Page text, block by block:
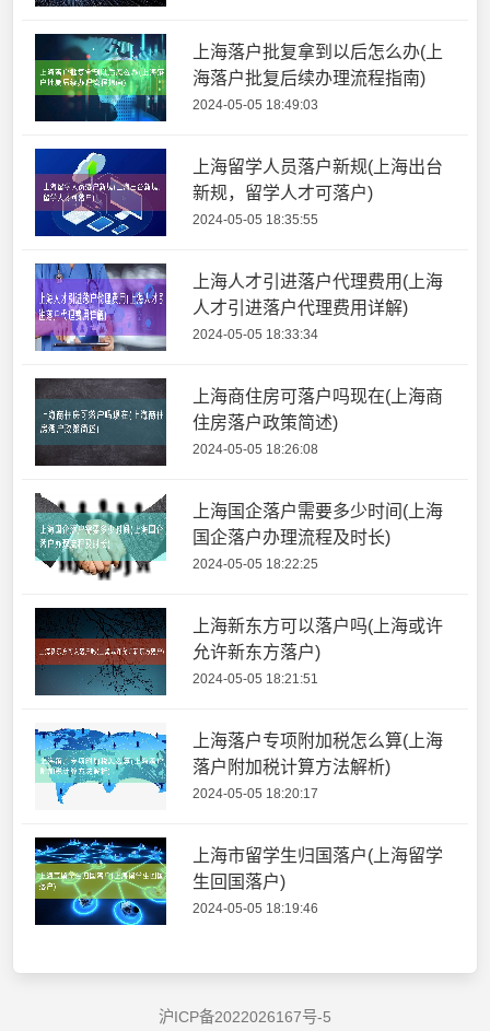
上海落户批复拿到以后怎么办(上
海落户批复后续办理流程指南)
2024-05-05 18:49:03
上海留学人员落户新规(上海出台
新规，留学人才可落户)
2024-05-05 18:35:55
上海人才引进落户代理费用(上海
人才引进落户代理费用详解)
2024-05-05 18:33:34
上海商住房可落户吗现在(上海商
住房落户政策简述)
2024-05-05 18:26:08
上海国企落户需要多少时间(上海
国企落户办理流程及时长)
2024-05-05 18:22:25
上海新东方可以落户吗(上海或许
允许新东方落户)
2024-05-05 18:21:51
上海落户专项附加税怎么算(上海
落户附加税计算方法解析)
2024-05-05 18:20:17
上海市留学生归国落户(上海留学
生回国落户)
2024-05-05 18:19:46
沪ICP备2022026167号-5